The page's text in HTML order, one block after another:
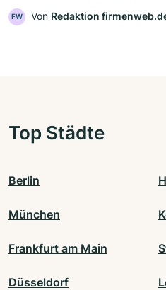
FW Von Redaktion
Top Städte
Berlin
München
Frankfurt am Main
Düsseldorf